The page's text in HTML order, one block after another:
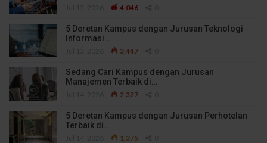
4,046
5 Deretan Kampus dengan Jurusan Teknologi
Informasi…
3,447
Sedang Cari Kampus dengan Jurusan
Manajemen Terbaik di…
2,327
5 Deretan Kampus dengan Jurusan Perhotelan
Terbaik di…
1,375